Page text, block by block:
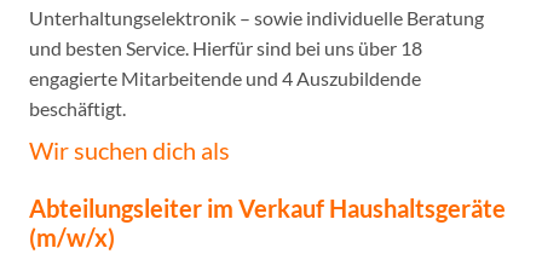
Unterhaltungselektronik – sowie individuelle Beratung
und besten Service. Hierfür sind bei uns über 18
engagierte Mitarbeitende und 4 Auszubildende
beschäftigt.
Wir suchen dich als
Abteilungsleiter im Verkauf Haushaltsgeräte
(m/w/x)